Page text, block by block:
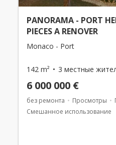
PANORAMA - PORT
PIECES A RENOVER
Monaco - Port
142 m² 3 местные
6 000 000 €
без ремонта Просмотры
Смешанное использование